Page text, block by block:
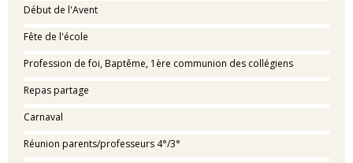
Début de l'Avent
Fête de l'école
Profession de foi, Baptême, 1ère communion des collégiens
Repas partage
Carnaval
Réunion parents/professeurs 4°/3°